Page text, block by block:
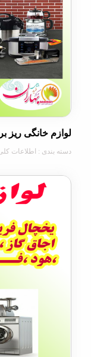
خانگی ریز برقی
: اطلاعات کلی فروشگاه